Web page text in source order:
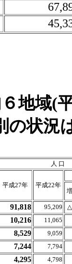
地域(
の状況
人 口
平成27年
平成22年
91,818 95,209
10,216 11,065
8,529 9,059
7,244 7,794
4,295 4,798